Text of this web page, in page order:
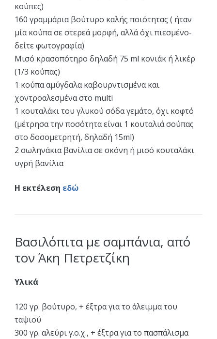
κούπες)
160 γραμμάρια βούτυρο καλής ποιότητας ( ήταν
μία κούπα σε στερεά μορφή, αλλά όχι πιεσμένο-
δείτε φωτογραφία)
Μισό κρασοπότηρο δηλαδή 75 ml κονιάκ ή λικέρ
(1/3 κούπας)
1 κούπα αμύγδαλα καβουρντισμένα και
χοντροαλεσμένα στο multi
1 κουταλάκι του γλυκού σόδα γεμάτο, όχι κοφτό
(μέτρησα την ποσότητα είναι 1 κουταλιά σούπας
στο δοσομετρητή, δηλαδή 15ml)
2 σωληνάκια βανίλια σε σκόνη ή μισό κουταλάκι
υγρή βανίλια
Η εκτέλεση εδώ
Βασιλόπιτα με σαμπάνια, από
τον Άκη Πετρετζίκη
Υλικά
120 γρ. βούτυρο, + έξτρα για το άλειμμα του
ταψιού
300 γρ. αλεύρι γ.ο.χ., + έξτρα για το πασπάλισμα